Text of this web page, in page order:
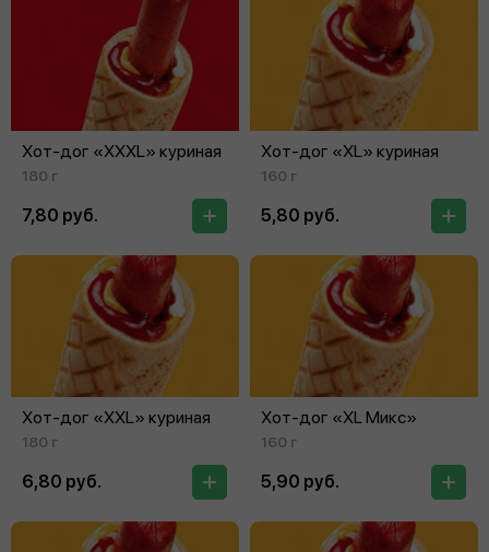
Хот-дог «XXXL» куриная
180 г
7,80 руб.
Хот-дог «XL» куриная
160 г
5,80 руб.
Хот-дог «XXL» куриная
180 г
6,80 руб.
Хот-дог «XL Микс»
160 г
5,90 руб.